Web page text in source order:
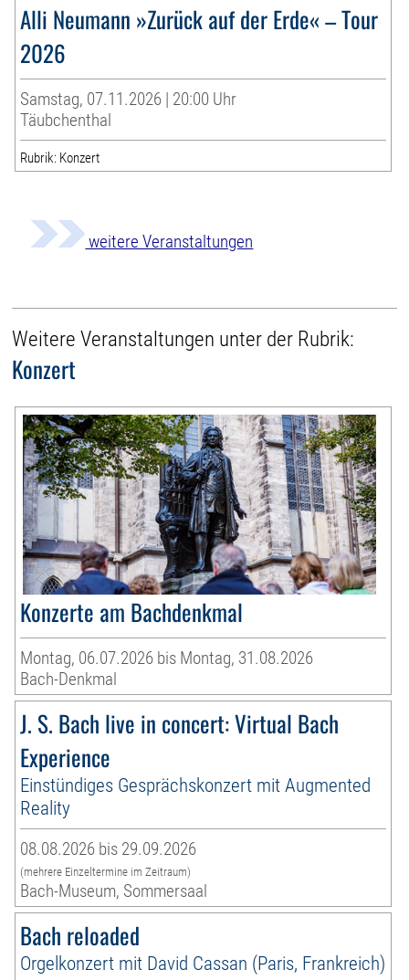
Alli Neumann »Zurück auf der Erde« – Tour
2026
Samstag, 07.11.2026 | 20:00 Uhr
Täubchenthal
Rubrik: Konzert
weitere Veranstaltungen
Weitere Veranstaltungen unter der Rubrik:
Konzert
Konzerte am Bachdenkmal
Montag, 06.07.2026 bis Montag, 31.08.2026
Bach-Denkmal
J. S. Bach live in concert: Virtual Bach
Experience
Einstündiges Gesprächskonzert mit Augmented
Reality
08.08.2026 bis 29.09.2026
(mehrere Einzeltermine im Zeitraum)
Bach-Museum, Sommersaal
Bach reloaded
Orgelkonzert mit David Cassan (Paris, Frankreich)